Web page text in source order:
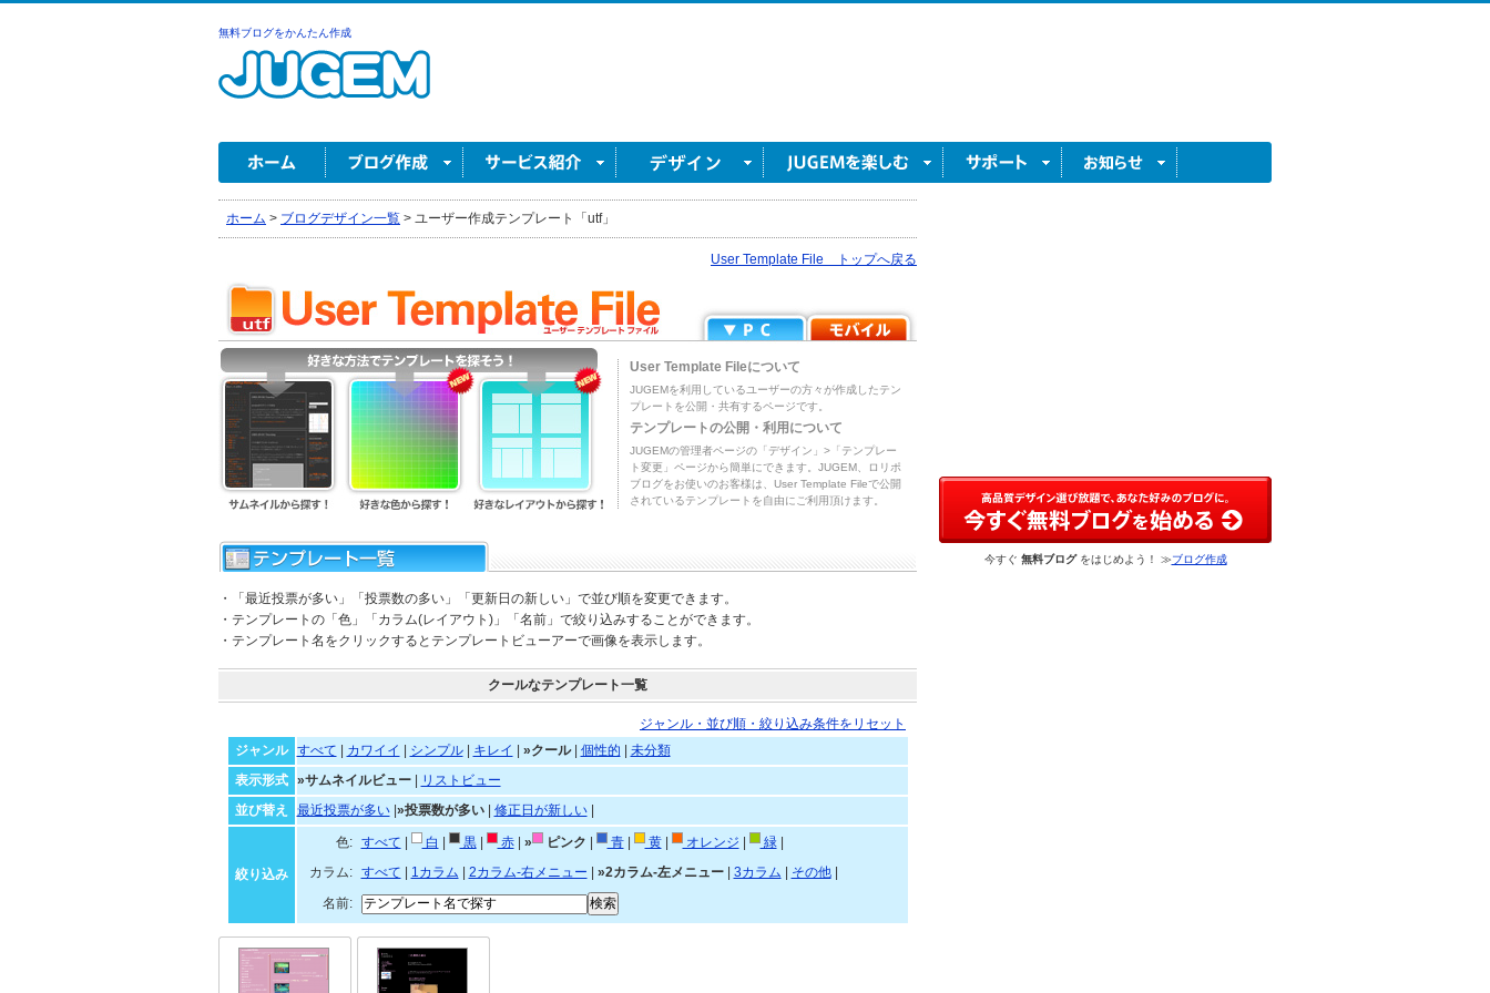
無料ブログをかんたん作成
ホーム > ブログデザイン一覧 > ユーザー作成テンプレート「utf」
User Template File トップへ戻る
User Template Fileについて
JUGEMを利用しているユーザーの方々が作成したテン
プレートを公開・共有するページです。
テンプレートの公開・利用について
JUGEMの管理者ページの「デザイン」>「テンプレー
ト変更」ページから簡単にできます。JUGEM、ロリポ
ブログをお使いのお客様は、User Template Fileで公開
されているテンプレートを自由にご利用頂けます。
・「最近投票が多い」「投票数の多い」「更新日の新しい」で並び順を変更できます。
・テンプレートの「色」「カラム(レイアウト)」「名前」で絞り込みすることができます。
・テンプレート名をクリックするとテンプレートビューアーで画像を表示します。
クールなテンプレート一覧
ジャンル・並び順・絞り込み条件をリセット
ジャンル
すべて カワイイ シンプル| キレイ »クール| 個性的
未分類
表示形式
»サムネイルビュー|
リストビュー
並び替え
最近投票が多い| »投票数が多い| 修正日が新しい|
絞り込み
色: すべて 白 黒| 赤| » ピンク 青| 黄| オレンジ 緑|
カラム:
すべて 1カラム 2カラム-右メニュー »2カラム-左メニュー| 3カラム その他|
名前:
今すぐ 無料ブログをはじめよう！ ≫ブログ作成